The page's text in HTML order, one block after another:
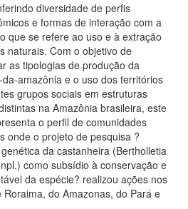
diversidade de perfis
e formas de interação com a
que se refere ao uso e à extração
naturais. Com o objetivo de
as tipologias de produção da
amazônia e o uso dos territórios
grupos sociais em estruturas
na Amazônia brasileira, este
o perfil de comunidades
onde o projeto de pesquisa ?
da castanheira (Bertholletia
como subsídio à conservação e
da espécie? realizou ações nos
Roraima, do Amazonas, do Pará e